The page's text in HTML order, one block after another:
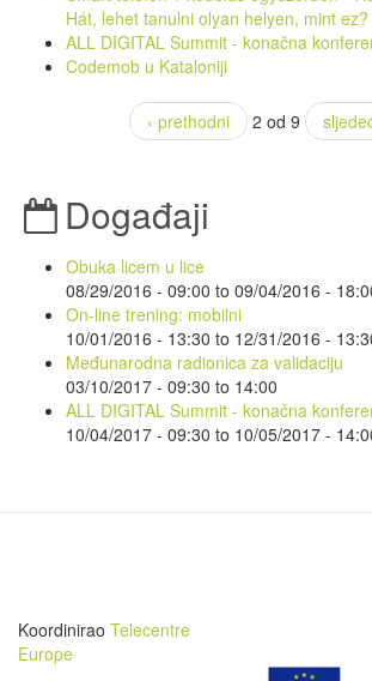
Hát, lehet tanulni olyan helyen, mint ez?
ALL DIGITAL Summit - konačna
Codemob u Kataloniji
‹ prethodni 2 od 9
Događaji
Obuka licem u lice
08/29/2016 - 09:00 to 09/04/2016 -
On-line trening: mobilni
10/01/2016 - 13:30 to 12/31/2016 -
Međunarodna radionica za validaciju
03/10/2017 - 09:30 to 14:00
ALL DIGITAL Summit - konačna
10/04/2017 - 09:30 to 10/05/2017 -
Koordinirao Telecentre
Europe